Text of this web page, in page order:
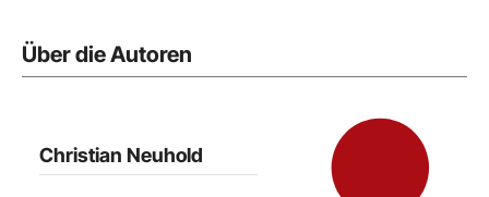
Über die Autoren
Christian Neuhold